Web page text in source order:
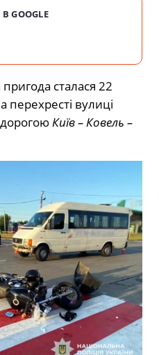
GOOGLE
сталася 22
вулиці
Київ – Ковель –